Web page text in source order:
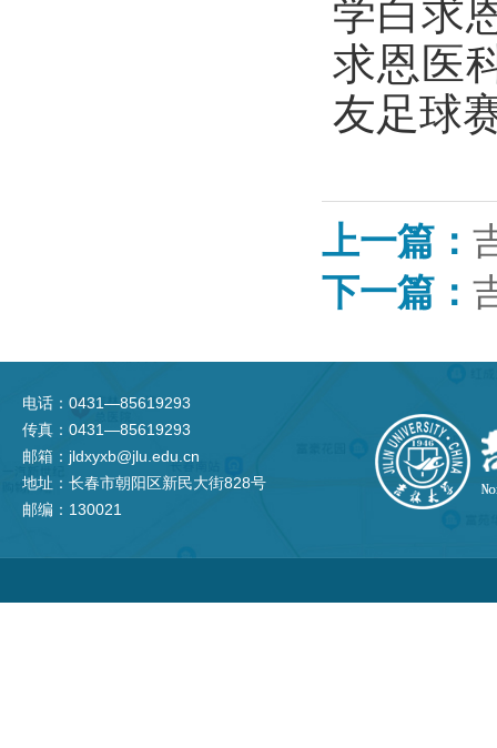
学白求
求恩医
友足球
上一篇：
下一篇：
电话：0431—85619293
传真：0431—85619293
邮箱：jldxyxb@jlu.edu.cn
地址：长春市朝阳区新民大街828号
邮编：130021